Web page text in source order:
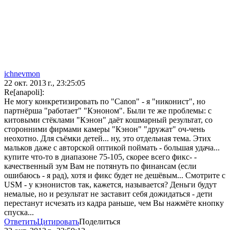
ichnevmon
22 окт. 2013 г., 23:25:05
Re[anapoli]:
Не могу конкретизировать по "Canon" - я "никонист", но
партнёрша "работает" "Кэноном". Были те же проблемы: с
китовыми стёклами "Кэнон" даёт кошмарный результат, со
сторонними фирмами камеры "Кэнон" "дружат" оч-чень
неохотно. Для съёмки детей... ну, это отдельная тема. Этих
мальков даже с авторской оптикой поймать - большая удача...
купите что-то в диапазоне 75-105, скорее всего фикс- -
качественный зум Вам не потянуть по финансам (если
ошибаюсь - я рад), хотя и фикс будет не дешёвым... Смотрите с
USM - у кэнонистов так, кажется, называется? Деньги будут
немалые, но и результат не заставит себя дожидаться - дети
перестанут исчезать из кадра раньше, чем Вы нажмёте кнопку
спуска...
ОтветитьЦитироватьПоделиться